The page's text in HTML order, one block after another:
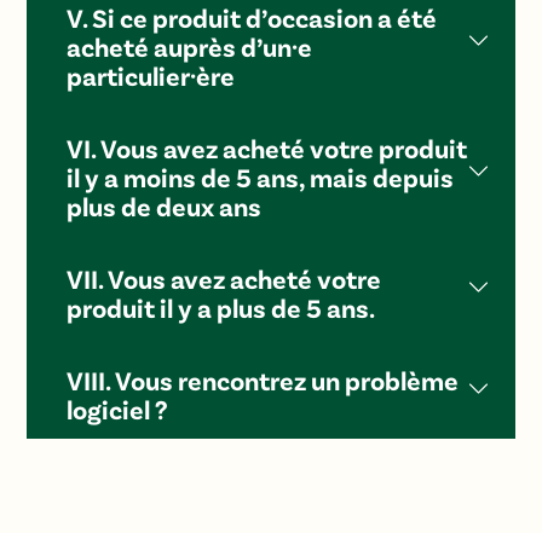
V. Si ce produit d’occasion a été
acheté auprès d’un·e
particulier·ère
VI. Vous avez acheté votre produit
il y a moins de 5 ans, mais depuis
plus de deux ans
VII. Vous avez acheté votre
produit il y a plus de 5 ans.
VIII. Vous rencontrez un problème
logiciel ?